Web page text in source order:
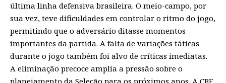
última linha defensiva brasileira. O meio-campo, por
sua vez, teve dificuldades em controlar o ritmo do jogo,
permitindo que o adversário ditasse momentos
importantes da partida. A falta de variações táticas
durante o jogo também foi alvo de críticas imediatas.
A eliminação precoce amplia a pressão sobre o